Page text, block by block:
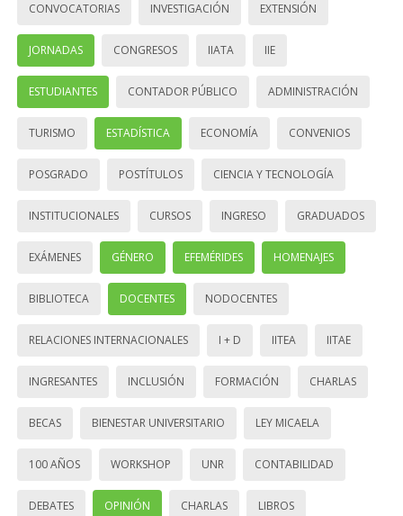
CONVOCATORIAS INVESTIGACIÓN EXTENSIÓN
JORNADAS CONGRESOS IIATA IIE
ESTUDIANTES CONTADOR PÚBLICO ADMINISTRACIÓN
TURISMO ESTADÍSTICA ECONOMÍA CONVENIOS
POSGRADO POSTÍTULOS CIENCIA Y TECNOLOGÍA
INSTITUCIONALES CURSOS INGRESO GRADUADOS
EXÁMENES GÉNERO EFEMÉRIDES HOMENAJES
BIBLIOTECA DOCENTES NODOCENTES
RELACIONES INTERNACIONALES I + D IITEA IITAE
INGRESANTES INCLUSIÓN FORMACIÓN CHARLAS
BECAS BIENESTAR UNIVERSITARIO LEY MICAELA
100 AÑOS WORKSHOP UNR CONTABILIDAD
DEBATES OPINIÓN CHARLAS LIBROS